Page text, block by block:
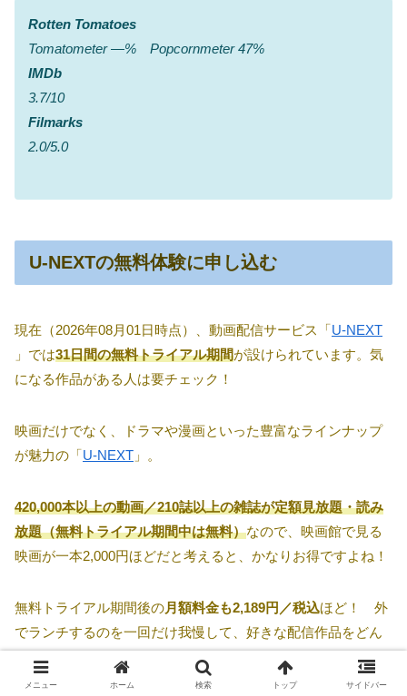
Rotten Tomatoes
Tomatometer ―% Popcornmeter 47%
IMDb
3.7/10
Filmarks
2.0/5.0
U-NEXTの無料体験に申し込む
現在（2026年08月01日時点）、動画配信サービス「U-NEXT
」では31日間の無料トライアル期間が設けられています。気
になる作品がある人は要チェック！
映画だけでなく、ドラマや漫画といった豊富なラインナップ
が魅力の「U-NEXT 」。
420,000本以上の動画／210誌以上の雑誌が定額見放題・読み
放題（無料トライアル期間中は無料）なので、映画館で見る
映画が一本2,000円ほどだと考えると、かなりお得ですよね！
無料トライアル期間後の月額料金も2,189円／税込ほど！ 外
でランチするのを一回だけ我慢して、好きな配信作品をどん
メニュー ホーム 検索 トップ サイドバー